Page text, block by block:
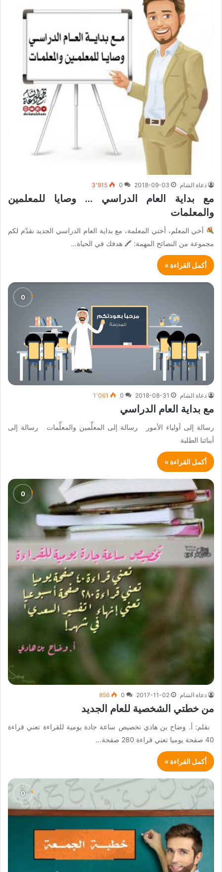
دعاة الشام 2018-09-03
0 3٬915
مع بداية العام الدراسي … وصايا للمعلمين
والمعلمات
أخي المعلم، أختي المعلمة، مع بداية العام الدراسي الجديد نقدّم لكم
مجموعة من النصائح المهمة: 🖍 هدفك في الحياة…
أكمل القراءة »
دعاة الشام 2018-08-31
0 1٬061
مع بداية العام الدراسي
رسالة إلى أولياء الأمور رسالة إلى المعلِّمين والمعلِّمات رسالة إلى
أبنائنا الطلبة
أكمل القراءة »
دعاة الشام 2017-11-02
0
856
من خطتي الشخصية للعام الجديد
بقلم: أ. وضاح بن هادي تخصيص ساعة جادة يومية للقراءة تعني قراءة
40 صفحة يوميا تعني قراءة 280 صفحة…
أكمل القراءة »